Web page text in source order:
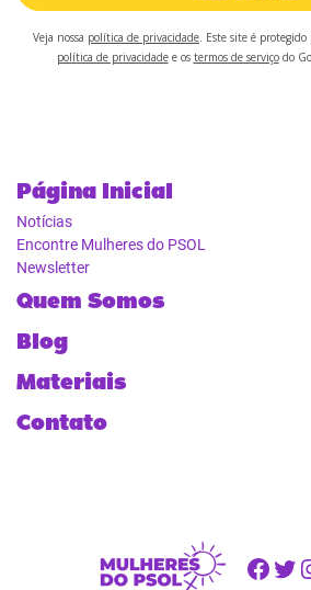
Veja nossa política de privacidade. Este site é protegido
política de privacidadee os termos de serviçodo
Página Inicial
Notícias
Encontre Mulheres do PSOL
Newsletter
Quem Somos
Blog
Materiais
Contato
Facebook Twitter